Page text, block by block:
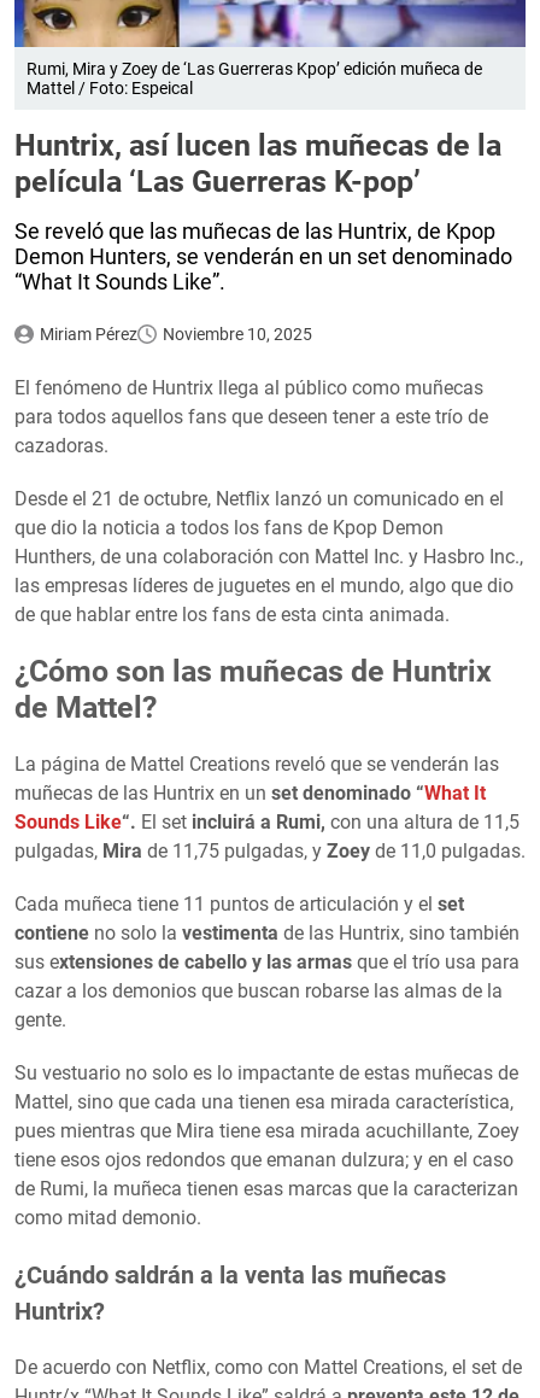
Rumi, Mira y Zoey de ‘Las Guerreras Kpop’ edición muñeca de
Mattel / Foto: Espeical
Huntrix, así lucen las muñecas de la
película ‘Las Guerreras K-pop’
Se reveló que las muñecas de las Huntrix, de Kpop
Demon Hunters, se venderán en un set denominado
“What It Sounds Like”.
Miriam Pérez Noviembre 10, 2025
El fenómeno de Huntrix llega al público como muñecas
para todos aquellos fans que deseen tener a este trío de
cazadoras.
Desde el 21 de octubre, Netflix lanzó un comunicado en el
que dio la noticia a todos los fans de Kpop Demon
Hunthers, de una colaboración con Mattel Inc. y Hasbro Inc.,
las empresas líderes de juguetes en el mundo, algo que dio
de que hablar entre los fans de esta cinta animada.
¿Cómo son las muñecas de Huntrix
de Mattel?
La página de Mattel Creations reveló que se venderán las
muñecas de las Huntrix en un set denominado “What It
Sounds Like“. El set incluirá a Rumi, con una altura de 11,5
pulgadas, Mira de 11,75 pulgadas, y Zoey de 11,0 pulgadas.
Cada muñeca tiene 11 puntos de articulación y el set
contiene no solo la vestimenta de las Huntrix, sino también
sus extensiones de cabello y las armas que el trío usa para
cazar a los demonios que buscan robarse las almas de la
gente.
Su vestuario no solo es lo impactante de estas muñecas de
Mattel, sino que cada una tienen esa mirada característica,
pues mientras que Mira tiene esa mirada acuchillante, Zoey
tiene esos ojos redondos que emanan dulzura; y en el caso
de Rumi, la muñeca tienen esas marcas que la caracterizan
como mitad demonio.
¿Cuándo saldrán a la venta las muñecas
Huntrix?
De acuerdo con Netflix, como con Mattel Creations, el set de